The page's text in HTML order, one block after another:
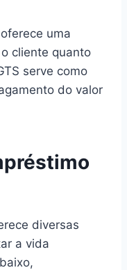
uma
cliente quanto
serve como
do valor
diversas
a vida